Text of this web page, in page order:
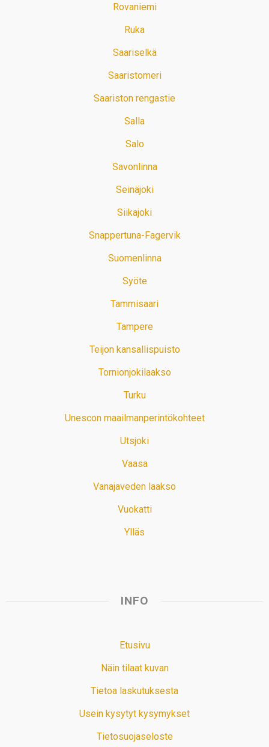
Rovaniemi
Ruka
Saariselkä
Saaristomeri
Saariston rengastie
Salla
Salo
Savonlinna
Seinäjoki
Siikajoki
Snappertuna-Fagervik
Suomenlinna
Syöte
Tammisaari
Tampere
Teijon kansallispuisto
Tornionjokilaakso
Turku
Unescon maailmanperintökohteet
Utsjoki
Vaasa
Vanajaveden laakso
Vuokatti
Ylläs
INFO
Etusivu
Näin tilaat kuvan
Tietoa laskutuksesta
Usein kysytyt kysymykset
Tietosuojaseloste